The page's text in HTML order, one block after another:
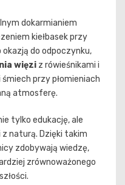
dokarmianiem
kiełbasek przy
okazją do odpoczynku,
więzi z rówieśnikami i
przy płomieniach
atmosferę.
tylko edukację, ale
naturą. Dzięki takim
zdobywają wiedzę,
zrównoważonego